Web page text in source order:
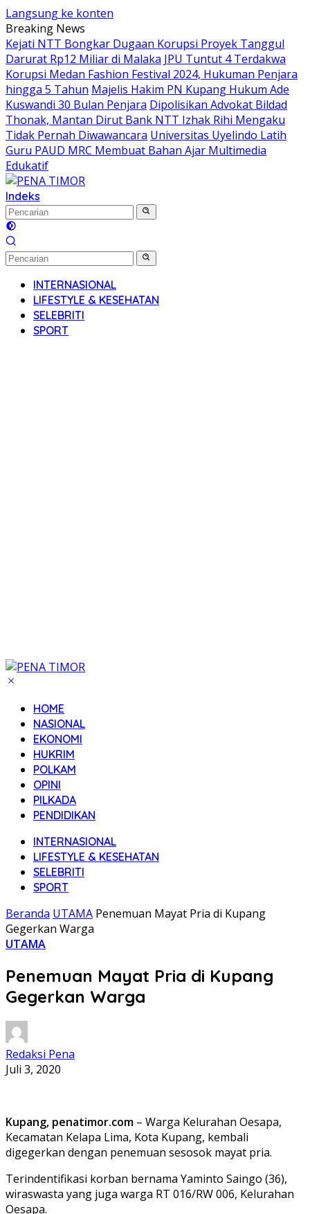
Langsung ke konten
Breaking News
Kejati NTT Bongkar Dugaan Korupsi Proyek Tanggul
Darurat Rp12 Miliar di Malaka JPU Tuntut 4 Terdakwa
Korupsi Medan Fashion Festival 2024, Hukuman Penjara
hingga 5 Tahun Majelis Hakim PN Kupang Hukum Ade
Kuswandi 30 Bulan Penjara Dipolisikan Advokat Bildad
Thonak, Mantan Dirut Bank NTT Izhak Rihi Mengaku
Tidak Pernah Diwawancara Universitas Uyelindo Latih
Guru PAUD MRC Membuat Bahan Ajar Multimedia
Edukatif
Indeks
INTERNASIONAL
LIFESTYLE & KESEHATAN
SELEBRITI
SPORT
HOME
NASIONAL
EKONOMI
HUKRIM
POLKAM
OPINI
PILKADA
PENDIDIKAN
INTERNASIONAL
LIFESTYLE & KESEHATAN
SELEBRITI
SPORT
Beranda UTAMA Penemuan Mayat Pria di Kupang
Gegerkan Warga
UTAMA
Penemuan Mayat Pria di Kupang
Gegerkan Warga
Redaksi Pena
Juli 3, 2020
Kupang, penatimor.com – Warga Kelurahan Oesapa,
Kecamatan Kelapa Lima, Kota Kupang, kembali
digegerkan dengan penemuan sesosok mayat pria.
Terindentifikasi korban bernama Yaminto Saingo (36),
wiraswasta yang juga warga RT 016/RW 006, Kelurahan
Oesapa.